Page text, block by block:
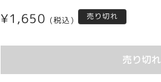
通
格
¥1,650 (税込) 売り切れ
売り切れ